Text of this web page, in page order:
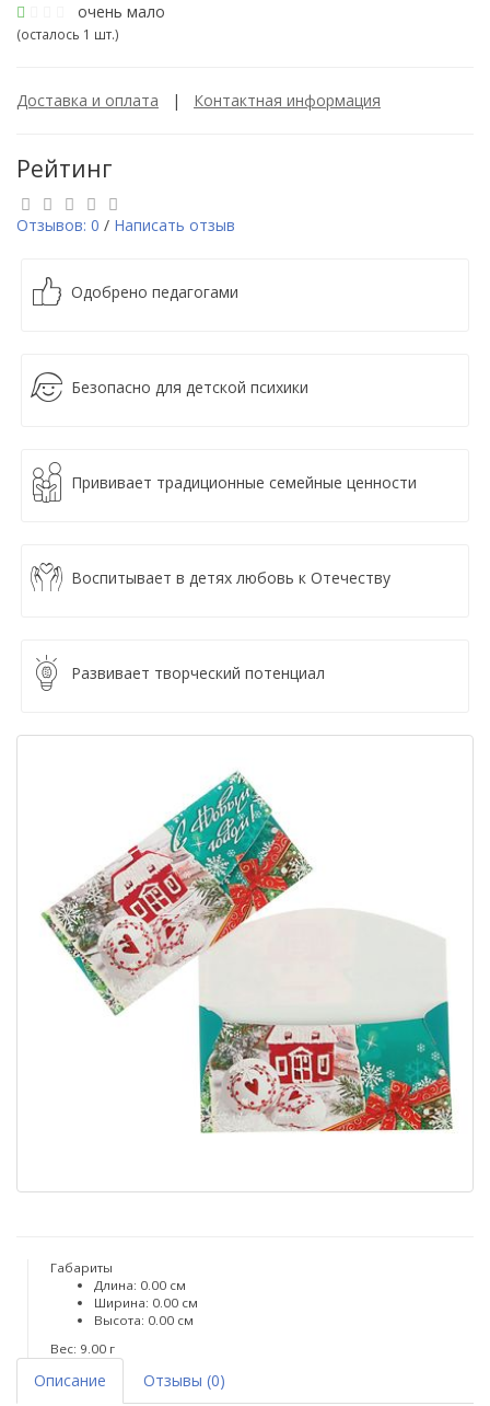
очень мало
(осталось 1 шт.)
Доставка и оплата | Контактная информация
Рейтинг
Отзывов: 0 / Написать отзыв
Одобрено педагогами
Безопасно для детской психики
Прививает традиционные семейные ценности
Воспитывает в детях любовь к Отечеству
Развивает творческий потенциал
Габариты
Длина: 0.00 см
Ширина: 0.00 см
Высота: 0.00 см
Вес: 9.00 г
Описание Отзывы (0)